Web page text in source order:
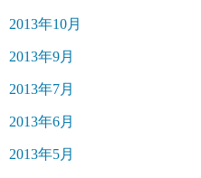
2013年10月
2013年9月
2013年7月
2013年6月
2013年5月